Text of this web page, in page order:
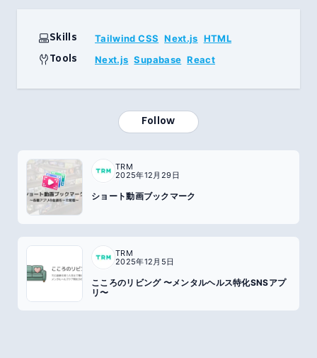
Skills Tailwind CSS Next.js HTML
Tools Next.js Supabase React
Follow
TRM
2025年12月29日
ショート動画ブックマーク
TRM
2025年12月5日
こころのリビング 〜メンタルヘルス特化SNSアプ
リ〜